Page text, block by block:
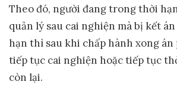
Theo đó, người đang trong thời
quản lý sau cai nghiện mà bị kết
hạn thì sau khi chấp hành xong
tiếp tục cai nghiện hoặc tiếp tục
còn lại.